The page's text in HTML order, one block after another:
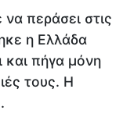
περάσει στις
η Ελλάδα
και πήγα μόνη
τους. Η